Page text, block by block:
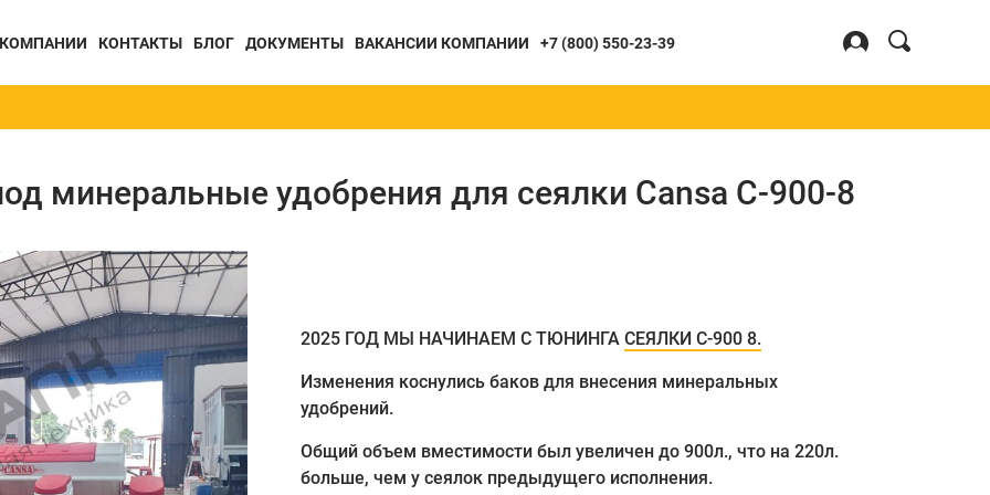
ВНЕСЕНИЕ
УДОБРЕНИЙ
Борона
КОНТАКТЫ БЛОГ ДОКУМЕНТЫ ВАКАНСИИ КОМПАНИИ +7 (800) 550-23-39
Search
for:
минеральные удобрения для сеялки Cansa C-900-8
2025 ГОД МЫ НАЧИНАЕМ С ТЮНИНГА СЕЯЛКИ С-900 8.
Изменения коснулись баков для внесения минеральных
удобрений.
Общий объем вместимости был увеличен до 900л., что на 220л.
больше, чем у сеялок предыдущего исполнения.